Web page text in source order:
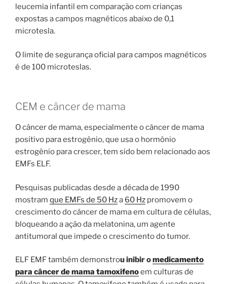
leucemia infantil em comparação com crianças
expostas a campos magnéticos abaixo de 0,1
microtesla.
O limite de segurança oficial para campos magnéticos
é de 100 microteslas.
CEM e câncer de mama
O câncer de mama, especialmente o câncer de mama
positivo para estrogênio, que usa o hormônio
estrogênio para crescer, tem sido bem relacionado aos
EMFs ELF.
Pesquisas publicadas desde a década de 1990
mostram que EMFs de 50 Hza 60 Hz promovem o
crescimento do câncer de mama em cultura de células,
bloqueando a ação da melatonina, um agente
antitumoral que impede o crescimento do tumor.
ELF EMF também demonstrou inibir omedicamento
para câncer de mama tamoxifenoem culturas de